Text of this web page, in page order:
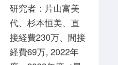
研究者：片山富美
代、杉本恒美、直
接経費230万、間接
経費69万, 2022年